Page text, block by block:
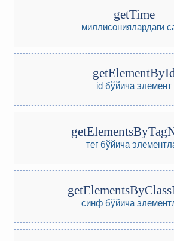
getTime
миллисониялардаги
id бўйича элемент
тег бўйича
синф бўйича